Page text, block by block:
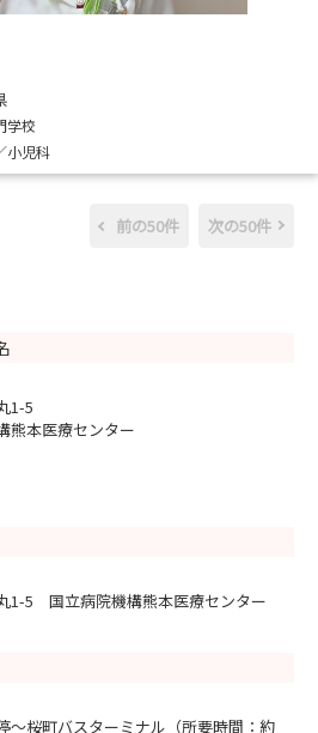
学校
小児科
前の50件 次の50件
1-5
熊本医療センター
1-5 国立病院機構熊本医療センター
～桜町バスターミナル（所要時間：約